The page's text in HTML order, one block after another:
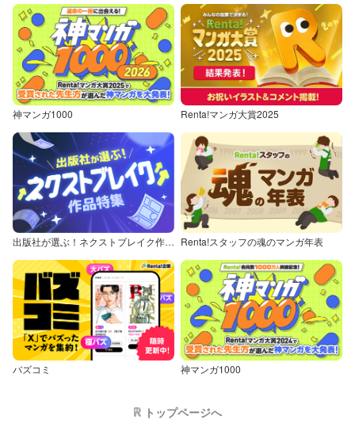
神マンガ1000 Renta!マンガ大賞2025
出版社が選ぶ！ネクストブレイク作品特集 Renta!スタッフの魂のマンガ年表
バズコミ 神マンガ1000
トップページへ